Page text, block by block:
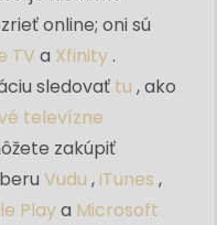
online; oni sú
TV a Xfinity.
sledovať tu , ako
televízne
zakúpiť
Vudu ,iTunes ,
Playa Microsoft